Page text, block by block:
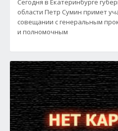
Сегодня в Екатеринбурге
области Петр Сумин примет
совещании с генеральным
и полномочным